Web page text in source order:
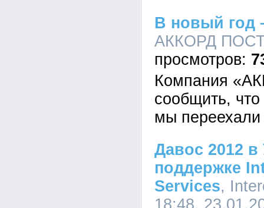
В новый год
АККОРД
Компания
сообщить,
мы
Давос 2012 в
поддержке
Services,
18:48,